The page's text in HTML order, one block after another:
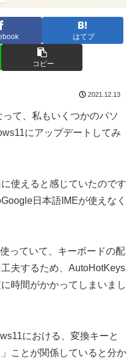
はてブ
コピー
2021.12.13
て、私もいくつかのパソ
にアップデートしてみ
使えると感じていたのです
日本語IMEが使えなく
っていて、キーボードの配
夫するため、AutoHotKeys
時間がかかってしまいまし
における、変換キーと
ことが関係していると分か